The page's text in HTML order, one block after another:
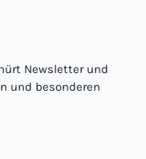
Newsletter und
und besonderen